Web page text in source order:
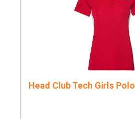
Head Club Tech Girls Polo